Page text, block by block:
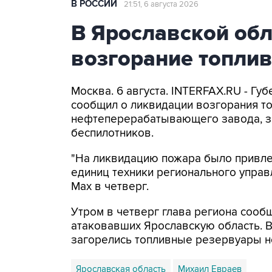
В РОССИИ 21:51, 6 августа 2026
В Ярославской
возгорание
Москва. 6 августа. INTERFAX.RU -
сообщил о ликвидации возгорания
нефтеперерабатывающего завода,
беспилотников.
"На ликвидацию пожара было
единиц техники регионального
Мах в четверг.
Утром в четверг глава региона
атаковавших Ярославскую область.
загорелись топливные
Ярославская область Михаил Евраев